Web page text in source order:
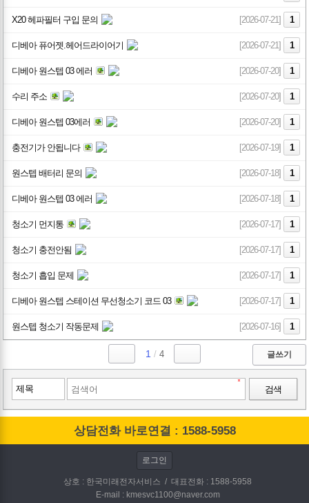
X20 헤파필터 구입 문의 [2026-07-21] 1
디베아 퓨어젯.헤어드라이어기 [2026-07-21] 1
디베아 원스텝 03 에러 [2026-07-20] 1
수리 주소 [2026-07-20] 1
디베아 원스텝 03에러 [2026-07-20] 1
충전기가 안됩니다 [2026-07-19] 1
원스텝 배터리 문의 [2026-07-18] 1
디베아 원스텝 03 에러 [2026-07-18] 1
청소기 먼지통 [2026-07-17] 1
청소기 충전안됨 [2026-07-17] 1
청소기 흡입 문제 [2026-07-17] 1
디베아 원스텝 스테이션 무선청소기 코드 03 [2026-07-17] 1
원스텝 청소기 작동문제 [2026-07-16] 1
1 /4 글쓰기
검색
상담전화 바로연결 : 1588-5958
로그인
상호 : 한국미래전자서비스 / 대표전화 : 1588-5958
E-mail : kmesvc1100@naver.com